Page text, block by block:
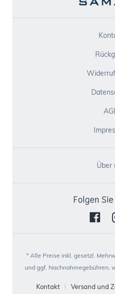
Über
Folgen
* Alle Preise inkl. gesetzl.
und ggf. Nachnahmegebühren,
Kontakt Versand und